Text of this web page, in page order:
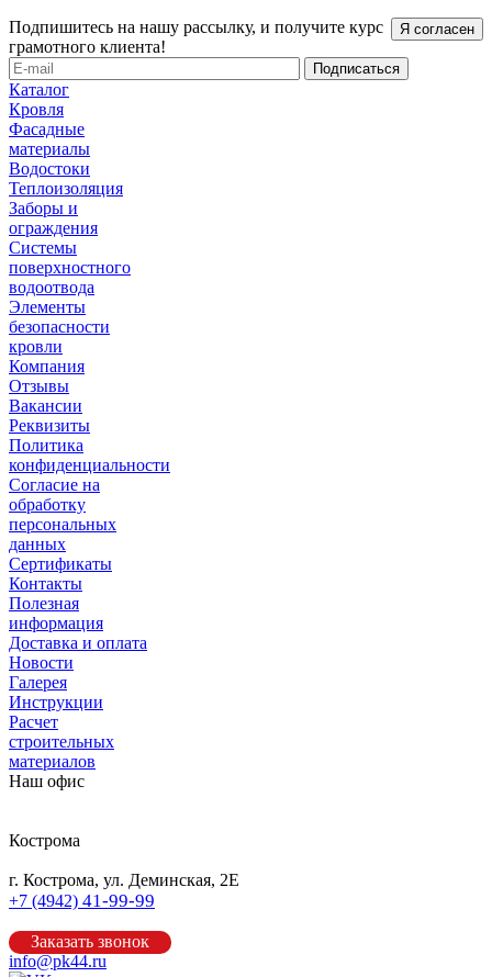
Я согласен
Подпишитесь на нашу рассылку, и получите курс
грамотного клиента!
Каталог
Кровля
Фасадные
материалы
Водостоки
Теплоизоляция
Заборы и
ограждения
Системы
поверхностного
водоотвода
Элементы
безопасности
кровли
Компания
Отзывы
Вакансии
Реквизиты
Политика
конфиденциальности
Согласие на
обработку
персональных
данных
Сертификаты
Контакты
Полезная
информация
Доставка и оплата
Новости
Галерея
Инструкции
Расчет
строительных
материалов
Наш офис
Кострома
г. Кострома, ул. Деминская, 2Е
+7 (4942) 41-99-99
Заказать звонок
info@pk44.ru